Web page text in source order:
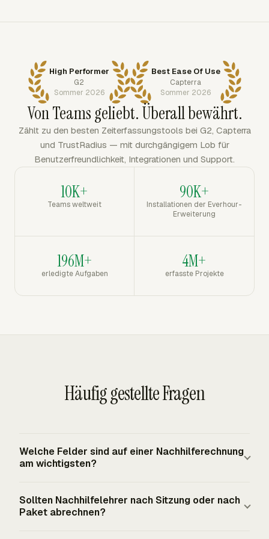
High Performer
G2
Sommer 2026
Best Ease Of Use
Capterra
Sommer 2026
Von Teams geliebt. Überall bewährt.
Zählt zu den besten Zeiterfassungstools bei G2, Capterra
und TrustRadius — mit durchgängigem Lob für
Benutzerfreundlichkeit, Integrationen und Support.
10K+
Teams weltweit
90K+
Installationen der Everhour-
Erweiterung
196M+
erledigte Aufgaben
4M+
erfasste Projekte
Häufig gestellte Fragen
Welche Felder sind auf einer Nachhilferechnung
am wichtigsten?
Nachhilfelehrers, den Namen des Kunden oder Elternteils,
Sollten Nachhilfelehrer nach Sitzung oder nach
Paket abrechnen?